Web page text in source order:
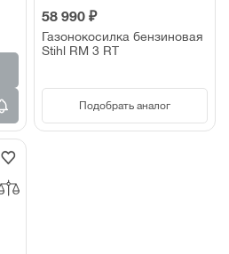
58 990 ₽
Газонокосилка бензиновая
Stihl RM 3 RT
Подобрать аналог